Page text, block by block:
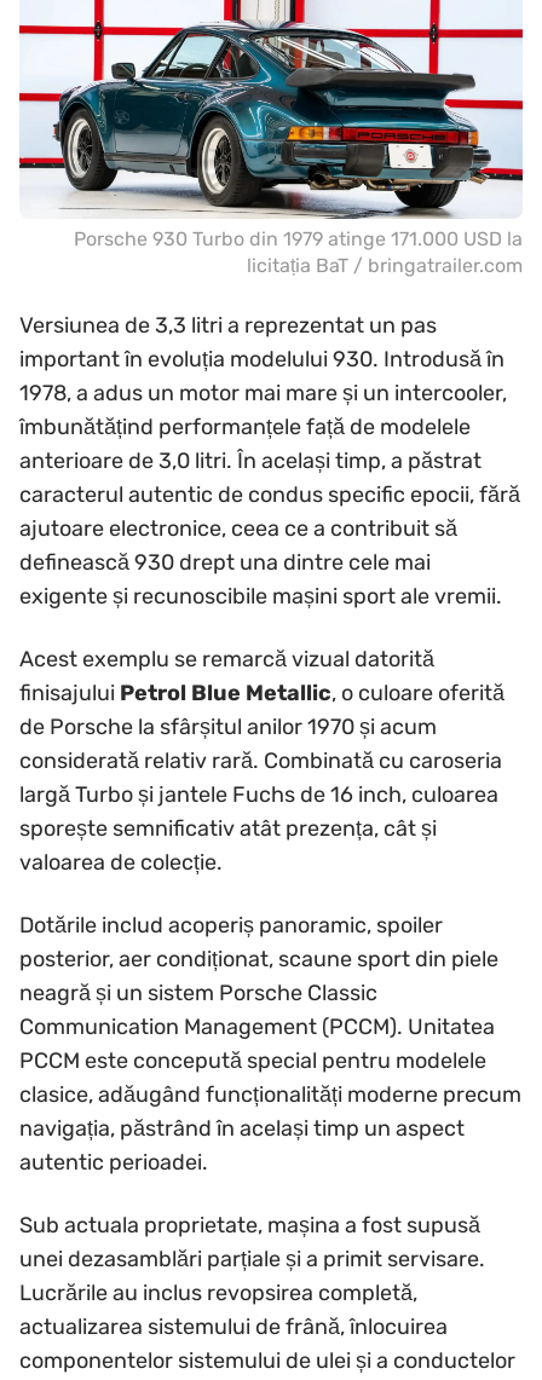
Porsche 930 Turbo din 1979 atinge 171.000 USD la
licitația BaT / bringatrailer.com
Versiunea de 3,3 litri a reprezentat un pas
important în evoluția modelului 930. Introdusă în
1978, a adus un motor mai mare și un intercooler,
îmbunătățind performanțele față de modelele
anterioare de 3,0 litri. În același timp, a păstrat
caracterul autentic de condus specific epocii, fără
ajutoare electronice, ceea ce a contribuit să
definească 930 drept una dintre cele mai
exigente și recunoscibile mașini sport ale vremii.
Acest exemplu se remarcă vizual datorită
finisajului Petrol Blue Metallic, o culoare oferită
de Porsche la sfârșitul anilor 1970 și acum
considerată relativ rară. Combinată cu caroseria
largă Turbo și jantele Fuchs de 16 inch, culoarea
sporește semnificativ atât prezența, cât și
valoarea de colecție.
Dotările includ acoperiș panoramic, spoiler
posterior, aer condiționat, scaune sport din piele
neagră și un sistem Porsche Classic
Communication Management (PCCM). Unitatea
PCCM este concepută special pentru modelele
clasice, adăugând funcționalități moderne precum
navigația, păstrând în același timp un aspect
autentic perioadei.
Sub actuala proprietate, mașina a fost supusă
unei dezasamblări parțiale și a primit servisare.
Lucrările au inclus revopsirea completă,
actualizarea sistemului de frână, înlocuirea
componentelor sistemului de ulei și a conductelor